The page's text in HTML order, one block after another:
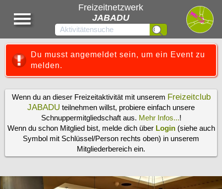
Freizeitnetzwerk
JABADU
Du musst angemeldet sein, um ein Event zu
melden.
Wenn du an dieser Freizeitaktivität mit unserem Freizeitclub
JABADU teilnehmen willst, probiere einfach unsere
Schnuppermitgliedschaft aus. Mehr Infos...!
Wenn du schon Mitglied bist, melde dich über Login(siehe auch
Symbol mit Schlüssel/Person rechts oben) in unserem
Mitgliederbereich ein.